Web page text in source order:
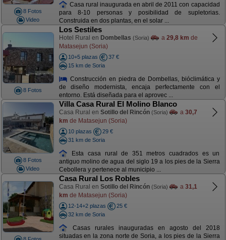
8 Fotos
Video
Casa rural inaugurada en abril de 2011 con capacidad
para 8-10 personas y posibilidad de supletorias.
Construida en dos plantas, en el solar ...
8 Fotos
Los Sestiles
Hotel Rural en Dombellas (Soria) a 29,8 km de
Matasejun (Soria)
10+5 plazas
37 €
15 km de Soria
Construcción en piedra de Dombellas, bióclimática y
de diseño modernista, encaja perfectamente con el
entorno. Está diseñada para el aprovec ...
8 Fotos
Video
Villa Casa Rural El Molino Blanco
Casa Rural en Sotillo del Rincón (Soria) a 30,7
km de Matasejun (Soria)
10 plazas
29 €
31 km de Soria
Esta casa rural de 351 metros cuadrados es un
antiguo molino de agua del siglo 19 a los pies de la Sierra
Cebollera y pertenece al municipio ...
Casa Rural Los Robles
Casa Rural en Sotillo del Rincón (Soria) a 31,1
km de Matasejun (Soria)
12-14+2 plazas
25 €
32 km de Soria
Casas rurales inauguradas en agosto del 2018
situadas en la zona norte de Soria, a los pies de la Sierra